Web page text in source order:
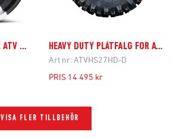
ALUMINIUMFÄLGAR FÖR ATV MED DELAD BAKAXEL HEAVY DUTY PLÅTFÄLG FÖR ATV MED DELAD BAKAXEL
Art nr: ATVHS27HD-D
PRIS 14 495 kr
VISA FLER TILLBEHÖR